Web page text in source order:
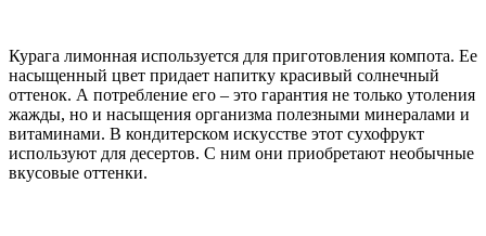
Курага лимонная используется для приготовления компота. Ее
насыщенный цвет придает напитку красивый солнечный
оттенок. А потребление его – это гарантия не только утоления
жажды, но и насыщения организма полезными минералами и
витаминами. В кондитерском искусстве этот сухофрукт
используют для десертов. С ним они приобретают необычные
вкусовые оттенки.